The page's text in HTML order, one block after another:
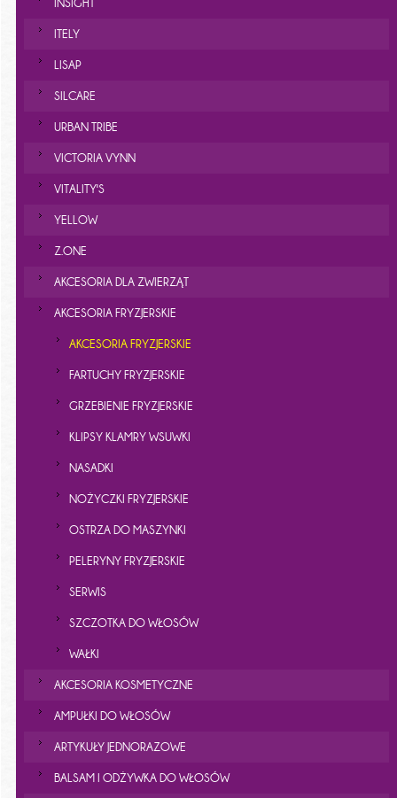
INSIGHT
ITELY
LISAP
SILCARE
URBAN TRIBE
VICTORIA VYNN
VITALITY'S
YELLOW
Z.ONE
AKCESORIA DLA ZWIERZĄT
AKCESORIA FRYZJERSKIE
AKCESORIA FRYZJERSKIE
FARTUCHY FRYZJERSKIE
GRZEBIENIE FRYZJERSKIE
KLIPSY KLAMRY WSUWKI
NASADKI
NOŻYCZKI FRYZJERSKIE
OSTRZA DO MASZYNKI
PELERYNY FRYZJERSKIE
SERWIS
SZCZOTKA DO WŁOSÓW
WAŁKI
AKCESORIA KOSMETYCZNE
AMPUŁKI DO WŁOSÓW
ARTYKUŁY JEDNORAZOWE
BALSAM I ODŻYWKA DO WŁOSÓW